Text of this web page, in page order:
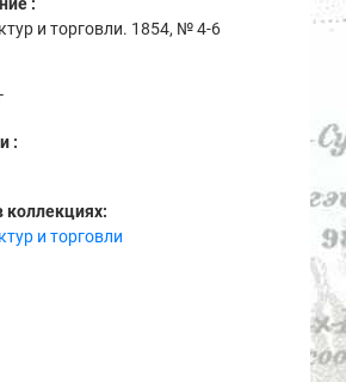
и торговли. 1854, № 4-6
:
коллекциях:
и торговли